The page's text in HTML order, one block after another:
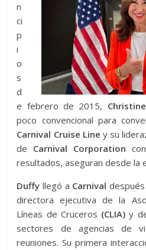
n
ci
p
i
o
s
d
e febrero de 2015,
poco convencional para
Carnival Cruise Line y su
de Carnival Corporation
resultados, aseguran desde la
Duffy llegó a Carnival
directora ejecutiva de la
Líneas de Cruceros (CLIA) y
sectores de agencias de
reuniones. Su primera